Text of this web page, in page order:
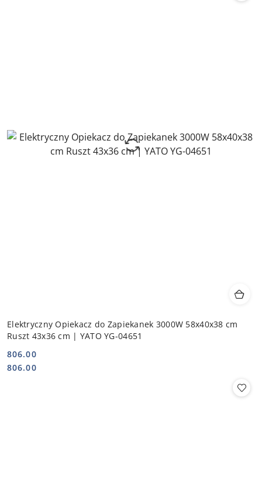
Elektryczny Opiekacz do Zapiekanek 3000W 58x40x38 cm
Ruszt 43x36 cm | YATO YG-04651
Cena:
806.00
Cena:
806.00